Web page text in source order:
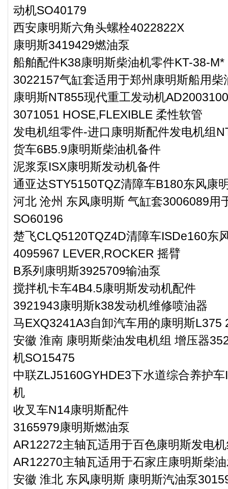
动机SO40179
西安康明斯六角头螺栓4022822X
康明斯3419429燃油泵
船舶配件K38康明斯柴油机零件KT-38-M*
3022157气缸套适用于郑州康明斯船用柴
康明斯NT855现代重工发动机
3071051 HOSE,FLEXIBLE 柔性软管
发电机组零件-进口康明斯配件发电机组
货车6B5.9康明斯柴油机备件
泥浆泵ISX康明斯发动机备件
通亚达STY5150TQZ清障车B180东风康
河北 沧州 东风康明斯 气缸套3006089用
SO60196
楚飞CLQ5120TQZ4D清障车ISDe160东
4095967 LEVER,ROCKER 摇臂
B系列康明斯3925709输油泵
搅拌机卡车4B4.5康明斯发动机配件
3921943康明斯k38发动机维修喷油器
马EXQ3241A3自卸汽车用的康明斯L375
安徽 淮南 康明斯柴油发电机组 增压器
机SO15475
中联ZLJ5160GYHDE3下水道综合养护
机
收叉车N14康明斯配件
3165979康明斯燃油泵
AR12272主轴瓦适用于百色康明斯发电
AR12270主轴瓦适用于石家庄康明斯柴
安徽 淮北 东风康明斯 康明斯汽油泵